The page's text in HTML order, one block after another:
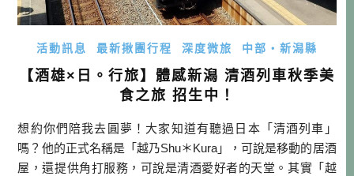
活動訊息 最新揪團行程 深度微旅 中部・新潟縣
【酒雄×日。行旅】體感新潟 清酒列車秋季美
食之旅 招生中！
想約你們陪我去圓夢！大家知道有聽過日本「清酒列車」
嗎？他的正式名稱是「越乃Shu＊Kura」，可說是移動的居酒
屋，還提供角打服務，可說是清酒愛好者的天堂。其實「越